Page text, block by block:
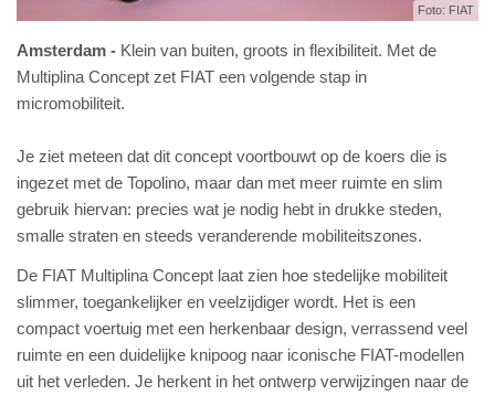
Foto: FIAT
Amsterdam
Klein van buiten, groots in flexibiliteit. Met de
Multiplina Concept zet FIAT een volgende stap in
micromobiliteit.
Je ziet meteen dat dit concept voortbouwt op de koers die is
ingezet met de Topolino, maar dan met meer ruimte en slim
gebruik hiervan: precies wat je nodig hebt in drukke steden,
smalle straten en steeds veranderende mobiliteitszones.
De FIAT Multiplina Concept laat zien hoe stedelijke mobiliteit
slimmer, toegankelijker en veelzijdiger wordt. Het is een
compact voertuig met een herkenbaar design, verrassend veel
ruimte en een duidelijke knipoog naar iconische FIAT-modellen
uit het verleden. Je herkent in het ontwerp verwijzingen naar de